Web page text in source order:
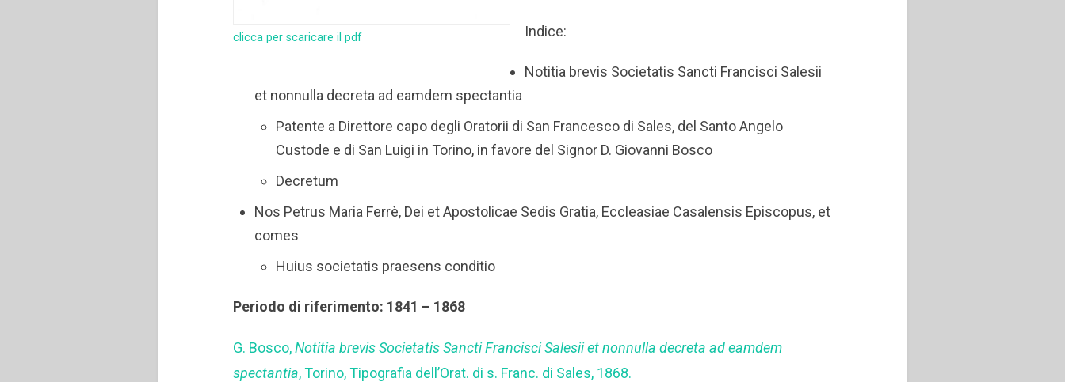
clicca per scaricare il pdf Indice:
Notitia brevis Societatis Sancti Francisci Salesii
et nonnulla decreta ad eamdem spectantia
Patente a Direttore capo degli Oratorii di San Francesco di Sales, del Santo Angelo
Custode e di San Luigi in Torino, in favore del Signor D. Giovanni Bosco
Decretum
Nos Petrus Maria Ferrè, Dei et Apostolicae Sedis Gratia, Eccleasiae Casalensis Episcopus, et
comes
Huius societatis praesens conditio
Periodo di riferimento: 1841 – 1868
G. Bosco,Notitia brevis Societatis Sancti Francisci Salesii et nonnulla decreta ad eamdem
spectantia, Torino, Tipografia dell’Orat. di s. Franc. di Sales, 1868.